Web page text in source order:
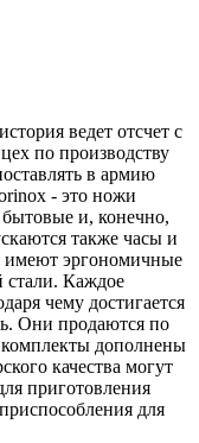
ведет отсчет с
по производству
в армию
- это ножи
и, конечно,
также часы и
эргономичные
стали. Каждое
чему достигается
Они продаются по
дополнены
качества могут
приготовления
для